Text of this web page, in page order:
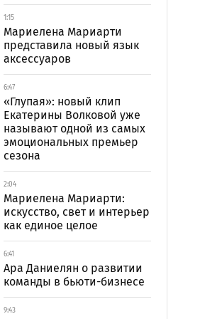
1:15
Мариелена Мариарти
представила новый язык
аксессуаров
6:47
«Глупая»: новый клип
Екатерины Волковой уже
называют одной из самых
эмоциональных премьер
сезона
2:04
Мариелена Мариарти:
искусство, свет и интерьер
как единое целое
6:41
Ара Даниелян о развитии
команды в бьюти-бизнесе
9:43